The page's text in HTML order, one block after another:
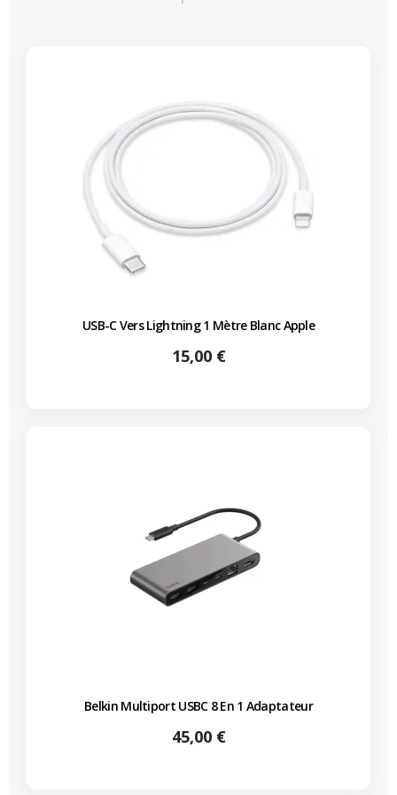
USB-C Vers Lightning 1 Mètre Blanc Apple
Prix
15,00 €
Belkin Multiport USBC 8 En 1 Adaptateur
Prix
45,00 €